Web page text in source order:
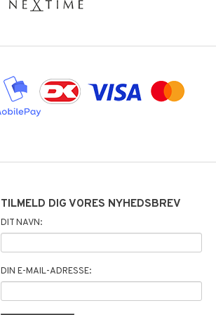
TILMELD DIG VORES NYHEDSBREV
DIT NAVN:
DIN E-MAIL-ADRESSE: